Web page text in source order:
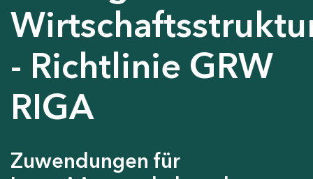
- Richtlinie GRW
RIGA
Zuwendungen für